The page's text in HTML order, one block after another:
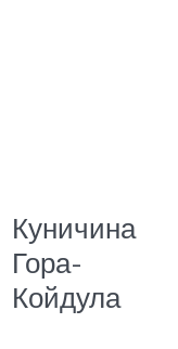
Куничина
Гора-
Койдула